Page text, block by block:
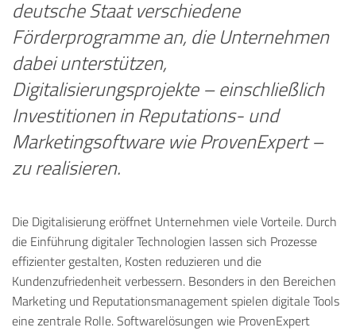
deutsche Staat verschiedene
Förderprogramme an, die Unternehmen
dabei unterstützen,
Digitalisierungsprojekte – einschließlich
Investitionen in Reputations- und
Marketingsoftware wieProvenExpert–
zu realisieren.
Die Digitalisierung eröffnet Unternehmen viele Vorteile. Durch
die Einführung digitaler Technologien lassen sich Prozesse
effizienter gestalten, Kosten reduzieren und die
Kundenzufriedenheit verbessern. Besonders in den Bereichen
Marketing und Reputationsmanagement spielen digitale Tools
eine zentrale Rolle. Softwarelösungen wie ProvenExpert